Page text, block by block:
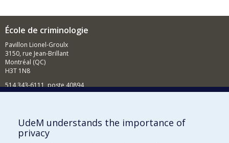
École de criminologie
Pavillon Lionel-Groulx
3150, rue Jean-Brillant
Montréal (QC)
H3T 1N8
514 343-6111, poste 40894
Comment soutenir l'École?
BESOIN D'AIDE?
UdeM understands the importance of
privacy